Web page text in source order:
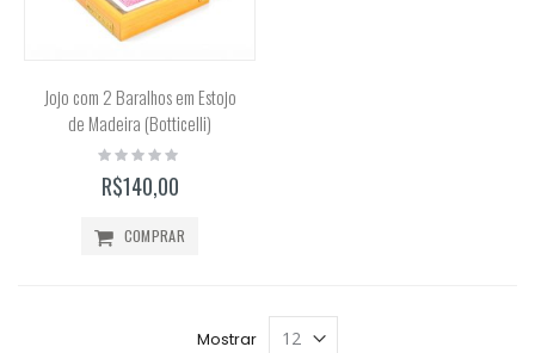
Jojo com 2 Baralhos em Estojo
de Madeira (Botticelli)
Rating:
R$140,00
COMPRAR
Mostrar